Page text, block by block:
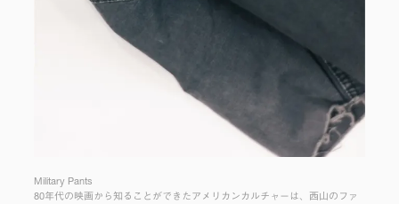
Military Pants
80年代の映画から知ることができたアメリカンカルチャーは、西山のファ